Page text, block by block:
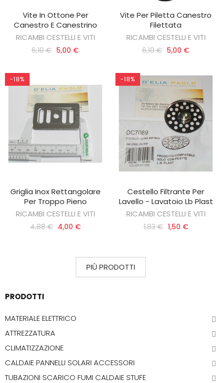
AGGIUNGI AL CARRELLO
Vite In Ottone Per
Canestro E Canestrino
RICAMBI CESTELLI E VITI
6,10 € 5,00 €
AGGIUNGI AL CARRELLO
Vite Per Piletta Canestro
Filettata
RICAMBI CESTELLI E VITI
6,10 € 5,00 €
-18%
AGGIUNGI AL CARRELLO
Griglia Inox Rettangolare
Per Troppo Pieno
RICAMBI CESTELLI E VITI
4,88 € 4,00 €
-18%
AGGIUNGI AL CARRELLO
Cestello Filtrante Per
Lavello - Lavatoio Lb Plast
RICAMBI CESTELLI E VITI
1,83 € 1,50 €
PIÙ PRODOTTI
PRODOTTI
MATERIALE ELETTRICO
ATTREZZATURA
CLIMATIZZAZIONE
CALDAIE PANNELLI SOLARI ACCESSORI
TUBAZIONI SCARICO FUMI CALDAIE STUFE